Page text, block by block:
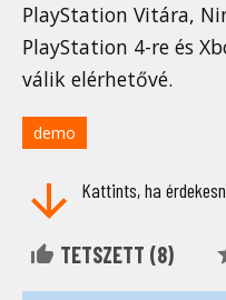
PlayStation Vitára,
PlayStation 4-re és
válik elérhetővé.
demo
Kattints, ha
TETSZETT (8)